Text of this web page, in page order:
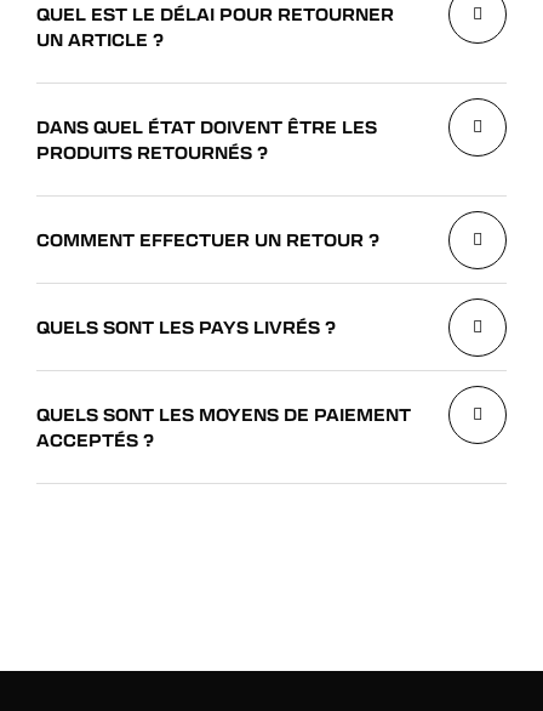
QUEL EST LE DÉLAI POUR RETOURNER
UN ARTICLE ?
DANS QUEL ÉTAT DOIVENT ÊTRE LES
PRODUITS RETOURNÉS ?
COMMENT EFFECTUER UN RETOUR ?
QUELS SONT LES PAYS LIVRÉS ?
QUELS SONT LES MOYENS DE PAIEMENT
ACCEPTÉS ?